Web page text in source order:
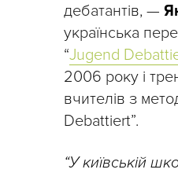
дебатантів, —
українська
“Jugend
2006 року і
вчителів з
Debattiert”.
“У київській